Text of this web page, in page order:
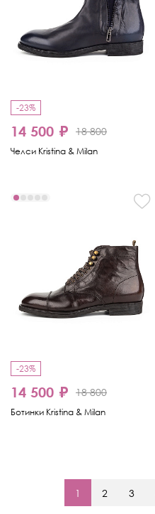
-23%
14 500 ₽ 18 800
Челси Kristina & Milan
-23%
14 500 ₽ 18 800
Ботинки Kristina & Milan
1 2 3